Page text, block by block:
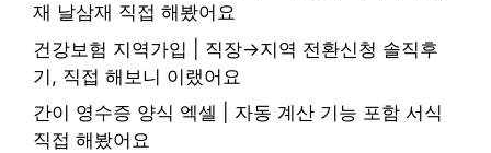
재 날삼재 직접 해봤어요
건강보험 지역가입 | 직장→지역 전환신청 솔직후
기, 직접 해보니 이랬어요
간이 영수증 양식 엑셀 | 자동 계산 기능 포함 서식
직접 해봤어요